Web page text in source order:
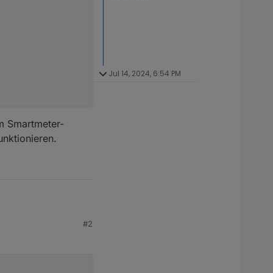
Smartmeter-
#2
Jul 14, 2024, 6:54 PM